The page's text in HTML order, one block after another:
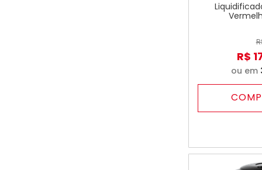
R$
ou em